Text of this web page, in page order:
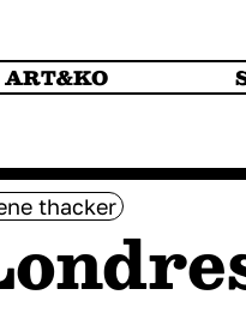
ART&KO
thacker